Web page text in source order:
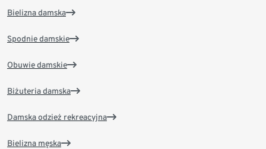
Bielizna damska
Spodnie damskie
Obuwie damskie
Biżuteria damska
Damska odzież rekreacyjna
Bielizna męska